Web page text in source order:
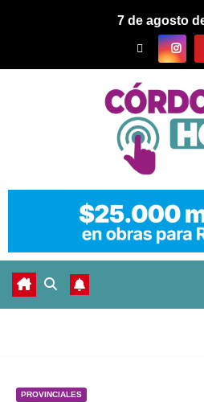
7 de agosto
PROVINCIALES